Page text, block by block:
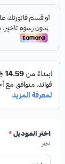
المواصفات:
✓صناعة
✓درجة أولى
اختر الموديل*
اختر